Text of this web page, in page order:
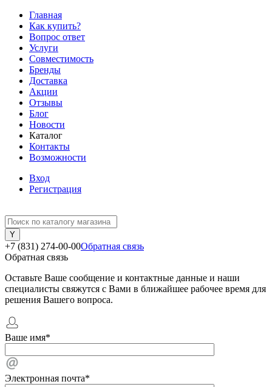
Главная
Как купить?
Вопрос ответ
Услуги
Совместимость
Бренды
Доставка
Акции
Отзывы
Блог
Новости
Каталог
Контакты
Возможности
Вход
Регистрация
+7 (831) 274-00-00Обратная связь
Обратная связь
Оставьте Ваше сообщение и контактные данные и наши
специалисты свяжутся с Вами в ближайшее рабочее время для
решения Вашего вопроса.
Ваше имя*
Электронная почта*